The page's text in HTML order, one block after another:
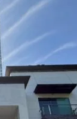
empresarial
presidencial: así